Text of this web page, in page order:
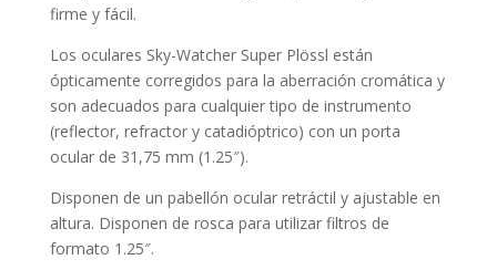
firme y fácil.
Los oculares Sky-Watcher Super Plössl están
ópticamente corregidos para la aberración cromática y
son adecuados para cualquier tipo de instrumento
(reflector, refractor y catadióptrico) con un porta
ocular de 31,75 mm (1.25″).
Disponen de un pabellón ocular retráctil y ajustable en
altura. Disponen de rosca para utilizar filtros de
formato 1.25″.